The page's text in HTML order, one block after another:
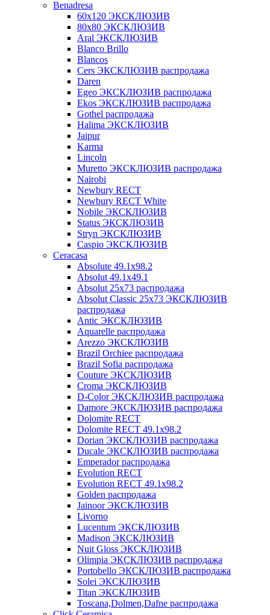
Benadresa
60х120 ЭКСКЛЮЗИВ
80х80 ЭКСКЛЮЗИВ
Aral ЭКСКЛЮЗИВ
Blanco Brillo
Blancos
Cers ЭКСКЛЮЗИВ распродажа
Daren
Egeo ЭКСКЛЮЗИВ распродажа
Ekos ЭКСКЛЮЗИВ распродажа
Gothel распродажа
Halima ЭКСКЛЮЗИВ
Jaipur
Karma
Lincoln
Muretto ЭКСКЛЮЗИВ распродажа
Nairobi
Newbury RECT
Newbury RECT White
Nobile ЭКСКЛЮЗИВ
Status ЭКСКЛЮЗИВ
Stryn ЭКСКЛЮЗИВ
Сaspio ЭКСКЛЮЗИВ
Ceracasa
Absolute 49.1x98.2
Absolut 49.1x49.1
Absolut 25x73 распродажа
Absolut Classic 25x73 ЭКСКЛЮЗИВ
распродажа
Antic ЭКСКЛЮЗИВ
Aquarelle распродажа
Arezzo ЭКСКЛЮЗИВ
Brazil Orchiee распродажа
Brazil Sofia распродажа
Couture ЭКСКЛЮЗИВ
Croma ЭКСКЛЮЗИВ
D-Color ЭКСКЛЮЗИВ распродажа
Damore ЭКСКЛЮЗИВ распродажа
Dolomite RECT
Dolomite RECT 49.1x98.2
Dorian ЭКСКЛЮЗИВ распродажа
Ducale ЭКСКЛЮЗИВ распродажа
Emperador распродажа
Evolution RECT
Evolution RECT 49.1x98.2
Golden распродажа
Jainoor ЭКСКЛЮЗИВ
Livorno
Lucentum ЭКСКЛЮЗИВ
Madison ЭКСКЛЮЗИВ
Nuit Gloss ЭКСКЛЮЗИВ
Olimpia ЭКСКЛЮЗИВ распродажа
Portobello ЭКСКЛЮЗИВ распродажа
Solei ЭКСКЛЮЗИВ
Titan ЭКСКЛЮЗИВ
Toscana,Dolmen,Dafne распродажа